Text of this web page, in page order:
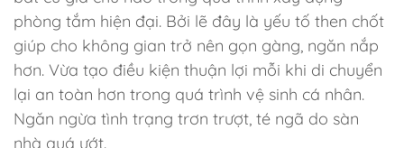
phòng tắm hiện đại. Bởi lẽ đây là yếu tố then chốt
giúp cho không gian trở nên gọn gàng, ngăn nắp
hơn. Vừa tạo điều kiện thuận lợi mỗi khi di chuyển
lại an toàn hơn trong quá trình vệ sinh cá nhân.
Ngăn ngừa tình trạng trơn trượt, té ngã do sàn
nhà quá ướt.